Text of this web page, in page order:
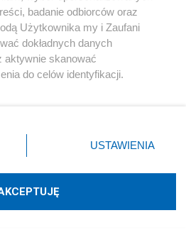
Instagram Youtube
dostarcza:W3media.pl
badanie odbiorców oraz
Użytkownika my i Zaufani
dokładnych danych
aktywnie skanować
do celów identyfikacji.
przycisk ustawień prywatności
dolnym rogu strony
nie wymagają zgody
sprzeciwić się takiemu
USTAWIENIA